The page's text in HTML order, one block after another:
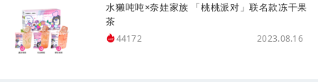
水獭吨吨×奈娃家族 「桃桃派对」联名款冻干果
茶
44172 2023.08.16